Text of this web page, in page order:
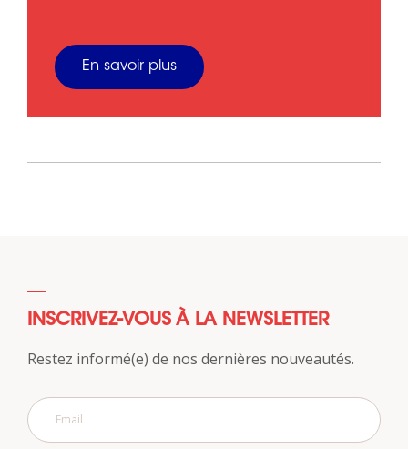
En savoir plus
INSCRIVEZ-VOUS À LA NEWSLETTER
Restez informé(e) de nos dernières nouveautés.